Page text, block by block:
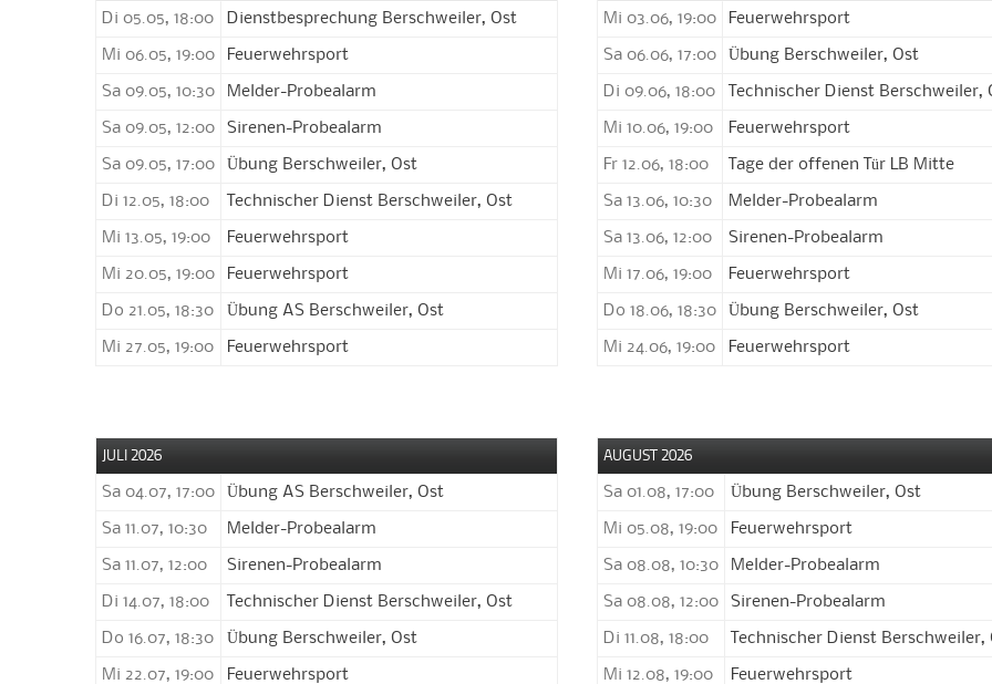
Di 05.05, 18:00 Dienstbesprechung Berschweiler, Ost
Mi 06.05, 19:00 Feuerwehrsport
Sa 09.05, 10:30 Melder-Probealarm
Sa 09.05, 12:00 Sirenen-Probealarm
Sa 09.05, 17:00 Übung Berschweiler, Ost
Di 12.05, 18:00 Technischer Dienst Berschweiler, Ost
Mi 13.05, 19:00 Feuerwehrsport
Mi 20.05, 19:00 Feuerwehrsport
Do 21.05, 18:30 Übung AS Berschweiler, Ost
Mi 27.05, 19:00 Feuerwehrsport
Mi 03.06, 19:00 Feuerwehrsport
Sa 06.06, 17:00 Übung Berschweiler, Ost
Di 09.06, 18:00 Technischer Dienst Berschweiler,
Mi 10.06, 19:00 Feuerwehrsport
Fr 12.06, 18:00 Tage der offenen Tür LB Mitte
Sa 13.06, 10:30 Melder-Probealarm
Sa 13.06, 12:00 Sirenen-Probealarm
Mi 17.06, 19:00 Feuerwehrsport
Do 18.06, 18:30 Übung Berschweiler, Ost
Mi 24.06, 19:00 Feuerwehrsport
JULI 2026
Sa 04.07, 17:00 Übung AS Berschweiler, Ost
Sa 11.07, 10:30 Melder-Probealarm
Sa 11.07, 12:00 Sirenen-Probealarm
Di 14.07, 18:00 Technischer Dienst Berschweiler, Ost
Do 16.07, 18:30 Übung Berschweiler, Ost
Mi 22.07, 19:00 Feuerwehrsport
AUGUST 2026
Sa 01.08, 17:00 Übung Berschweiler, Ost
Mi 05.08, 19:00 Feuerwehrsport
Sa 08.08, 10:30 Melder-Probealarm
Sa 08.08, 12:00 Sirenen-Probealarm
Di 11.08, 18:00 Technischer Dienst Berschweiler,
Mi 12.08, 19:00 Feuerwehrsport